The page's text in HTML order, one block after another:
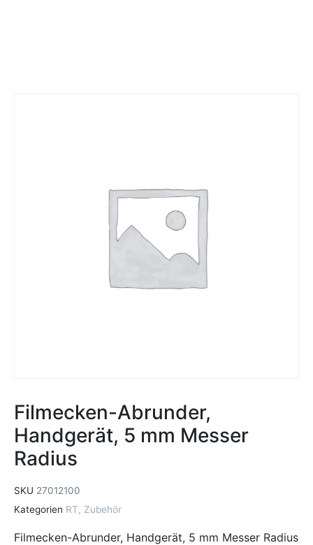
Filmecken-Abrunder,
Handgerät, 5 mm Messer
Radius
SKU 27012100
Kategorien RT, Zubehör
Filmecken-Abrunder, Handgerät, 5 mm Messer Radius